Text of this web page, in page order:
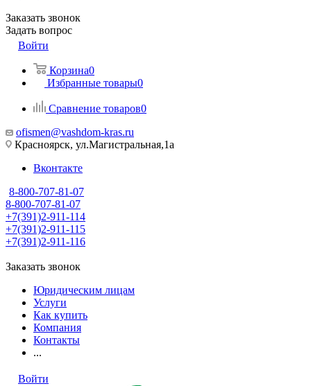
Заказать звонок
Задать вопрос
Войти
Корзина0
Избранные товары0
Сравнение товаров0
ofismen@vashdom-kras.ru
Красноярск, ул.Магистральная,1а
Вконтакте
8-800-707-81-07
8-800-707-81-07
+7(391)2-911-114
+7(391)2-911-115
+7(391)2-911-116
Заказать звонок
Юридическим лицам
Услуги
Как купить
Компания
Контакты
...
Войти